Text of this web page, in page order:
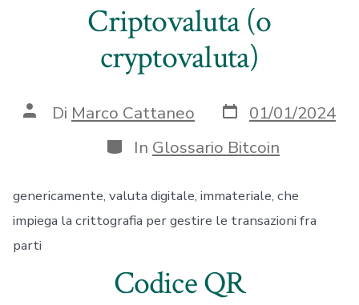
Criptovaluta (o
cryptovaluta)
Autore
articolo
Di Marco Cattaneo Data
articolo
01/01/2024
Categorie
In Glossario Bitcoin
genericamente, valuta digitale, immateriale, che
impiega la crittografia per gestire le transazioni fra
parti
Codice QR